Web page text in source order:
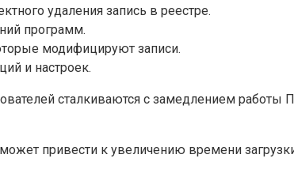
удаления запись в реестре.
программ.
модифицируют записи.
и настроек.
сталкиваются с замедлением
привести к увеличению времени